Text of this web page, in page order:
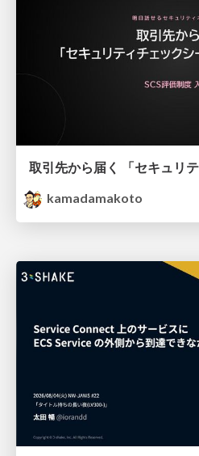
kamadamakoto